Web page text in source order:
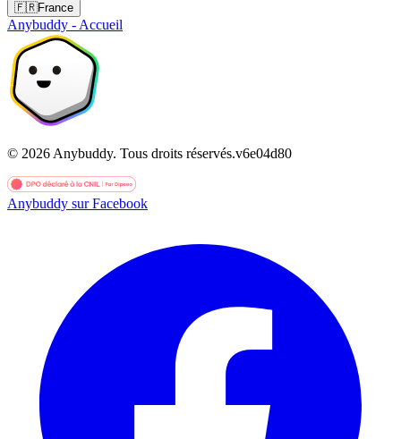
🇫🇷France
Anybuddy - Accueil
© 2026 Anybuddy. Tous droits réservés.v6e04d80
Anybuddy sur Facebook